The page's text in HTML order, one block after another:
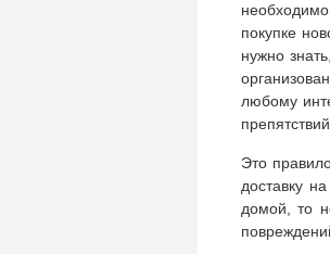
покупке
нужно
любому
препятствий.
Это
доставку
домой, то